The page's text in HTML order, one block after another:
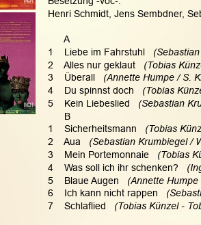
Henri Schmidt, Jens Sembdner,
      A
1    Liebe im Fahrstuhl
2    Alles nur geklaut
(Tobias
3    Überall
(Annette Humpe / S.
4    Du spinnst doch
(Tobias
5    Kein Liebeslied
(Sebastian
      B
1    Sicherheitsmann
(Tobias
2    Aua
(Sebastian Krumbiegel /
3    Mein Portemonnaie
(Tobias
4    Was soll ich ihr schenken?
5    Blaue Augen
(Annette
6    Ich kann nicht rappen
7    Schlaflied
(Tobias Künzel -